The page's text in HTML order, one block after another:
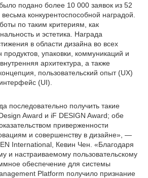
подано более 10 000 заявок из 52
конкурентоспособной наградой.
по таким критериям, как
и эстетика. Награда
в области дизайна во всех
продуктов, упаковки, коммуникаций и
архитектура, а также
пользовательский опыт (UX)
(UI).
последовательно получить такие
Award и iF DESIGN Award; обе
приверженности
и совершенству в дизайне», —
International, Кевин Чен. «Благодаря
и настраиваемому пользовательскому
обеспечение для системы
Platform получило признание